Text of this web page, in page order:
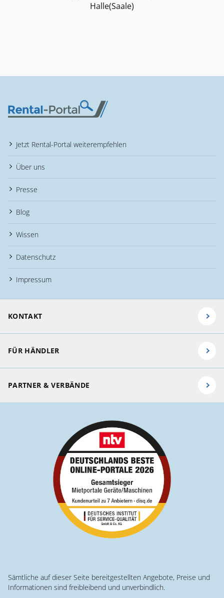
Halle(Saale)
Jetzt Rental-Portal weiterempfehlen
Über uns
Presse
Blog
Wissen
Datenschutz
Impressum
KONTAKT
FÜR HÄNDLER
PARTNER & VERBÄNDE
Sämtliche auf dieser Seite bereitgestellten Angebote, Preise und
Informationen sind freibleibend und unverbindlich.